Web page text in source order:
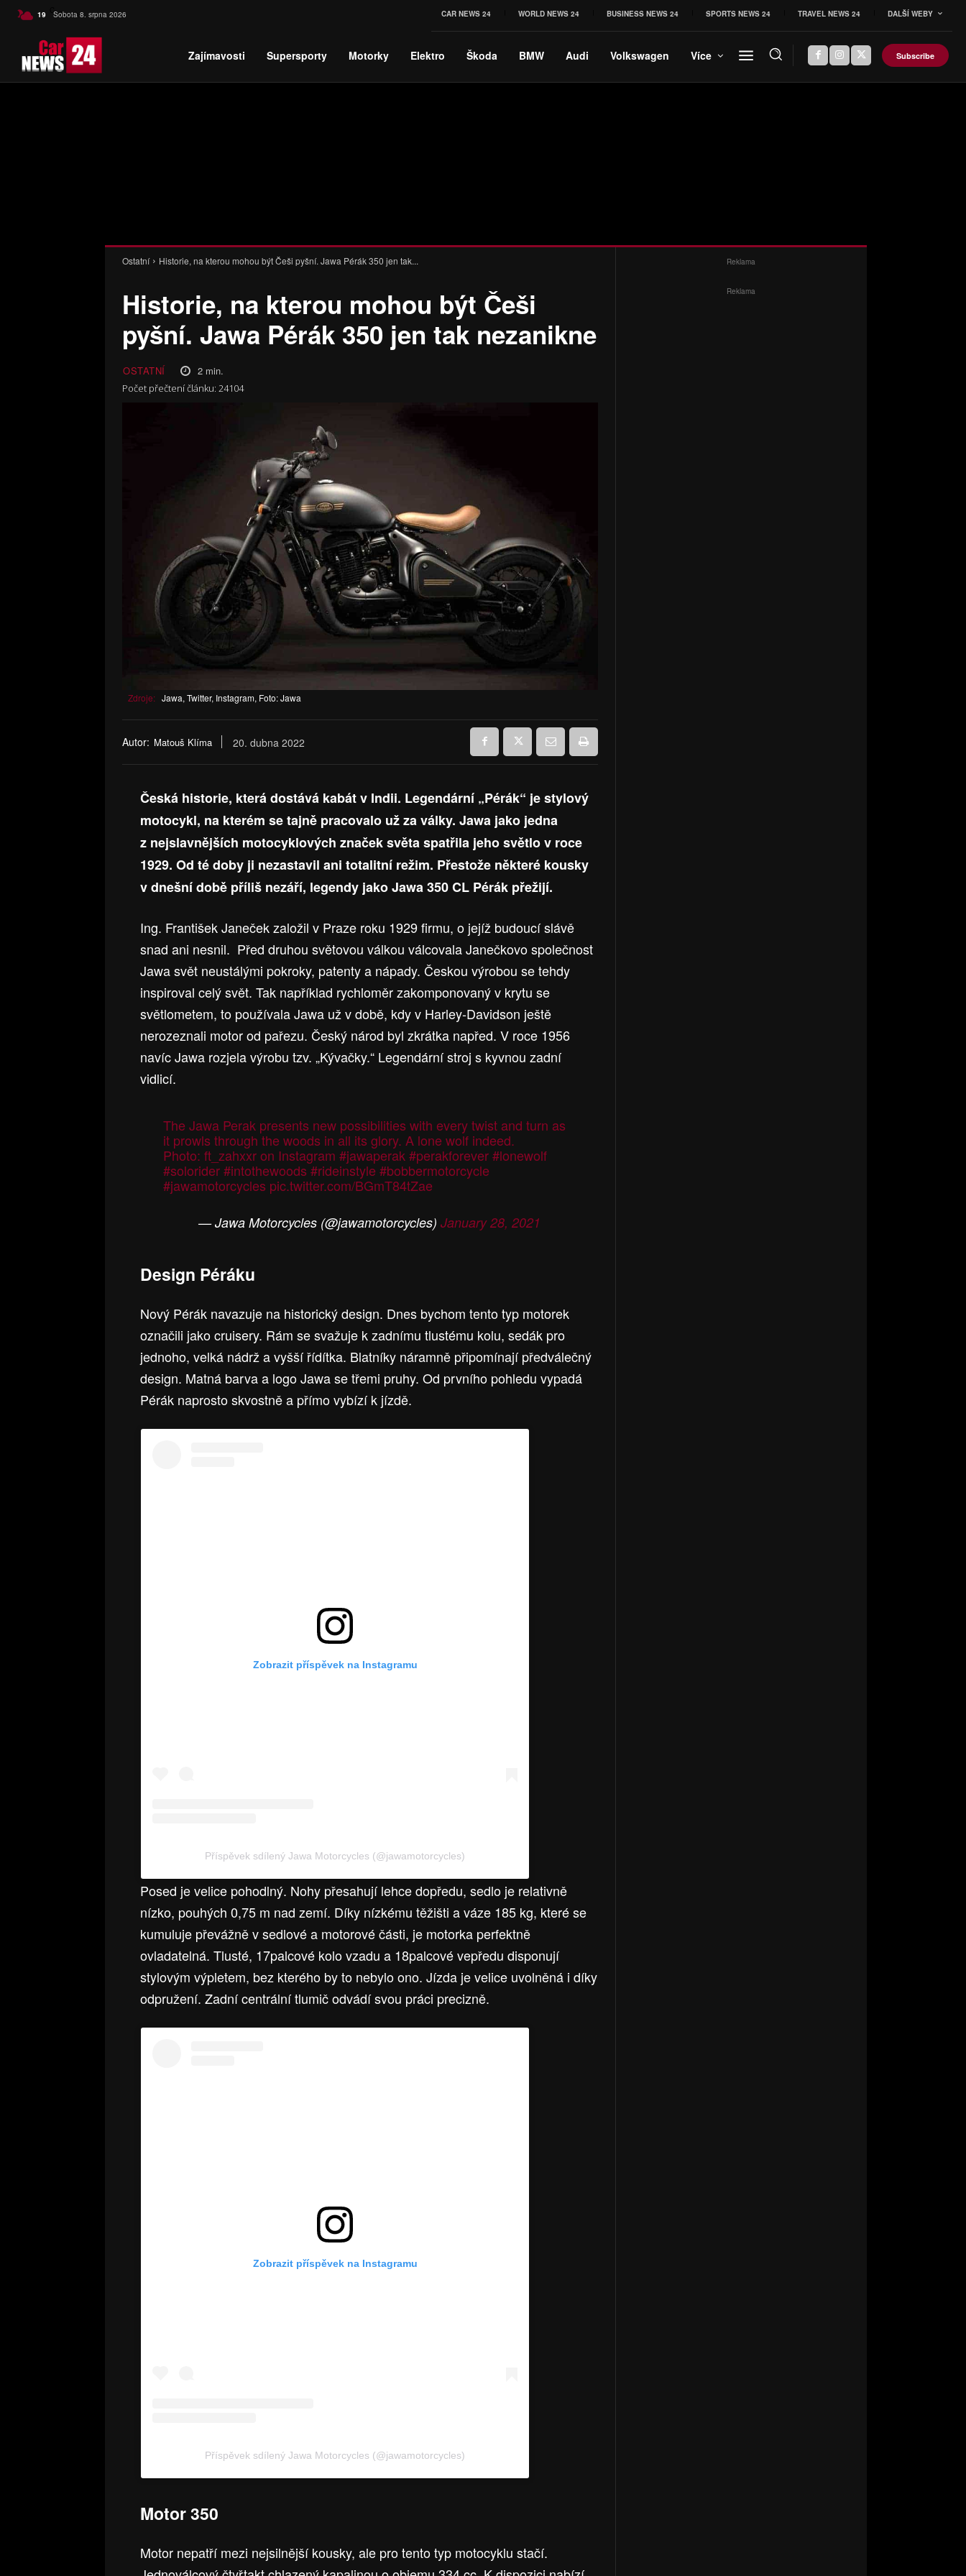
19 C Czech
Sobota 8. srpna 2026 CAR NEWS 24 WORLD NEWS 24 BUSINESS NEWS 24 SPORTS NEWS 24 TRAVEL NEWS 24 DALŠÍ WEBY
Zajímavosti Supersporty Motorky Elektro Škoda BMW Audi Volkswagen Více Subscribe
Ostatní Historie, na kterou mohou být Češi pyšní. Jawa Pérák 350 jen tak...
Historie, na kterou mohou být Češi
pyšní. Jawa Pérák 350 jen tak nezanikne
OSTATNÍ 2min.
Počet přečtení článku: 24104
Zdroje: Jawa, Twitter, Instagram, Foto: Jawa
Autor: Matouš Klíma 20. dubna 2022
Česká historie, která dostává kabát v Indii. Legendární „Pérák“ je stylový
motocykl, na kterém se tajně pracovalo už za války. Jawa jako jedna
z nejslavnějších motocyklových značek světa spatřila jeho světlo v roce
1929. Od té doby ji nezastavil ani totalitní režim. Přestože některé kousky
v dnešní době příliš nezáří, legendy jako Jawa 350 CL Pérák přežijí.
Ing. František Janeček založil v Praze roku 1929 firmu, o jejíž budoucí slávě
snad ani nesnil. Před druhou světovou válkou válcovala Janečkovo společnost
Jawa svět neustálými pokroky, patenty a nápady. Českou výrobou se tehdy
inspiroval celý svět. Tak například rychloměr zakomponovaný v krytu se
světlometem, to používala Jawa už v době, kdy v Harley-Davidson ještě
nerozeznali motor od pařezu. Český národ byl zkrátka napřed. V roce 1956
navíc Jawa rozjela výrobu tzv. „Kývačky.“ Legendární stroj s kyvnou zadní
vidlicí.
The Jawa Perak presents new possibilities with every twist and turn as
it prowls through the woods in all its glory. A lone wolf indeed.
Photo: ft_zahxxr on Instagram #jawaperak #perakforever#lonewolf
#solorider#intothewoods #rideinstyle #bobbermotorcycle
#jawamotorcycles pic.twitter.com/BGmT84tZae
— Jawa Motorcycles (@jawamotorcycles) January 28, 2021
Design Péráku
Nový Pérák navazuje na historický design. Dnes bychom tento typ motorek
označili jako cruisery. Rám se svažuje k zadnímu tlustému kolu, sedák pro
jednoho, velká nádrž a vyšší řídítka. Blatníky náramně připomínají předválečný
design. Matná barva a logo Jawa se třemi pruhy. Od prvního pohledu vypadá
Pérák naprosto skvostně a přímo vybízí k jízdě.
Zobrazit příspěvek na Instagramu
Příspěvek sdílený Jawa Motorcycles (@jawamotorcycles)
Posed je velice pohodlný. Nohy přesahují lehce dopředu, sedlo je relativně
nízko, pouhých 0,75 m nad zemí. Díky nízkému těžišti a váze 185 kg, které se
kumuluje převážně v sedlové a motorové části, je motorka perfektně
ovladatelná. Tlusté, 17palcové kolo vzadu a 18palcové vepředu disponují
stylovým výpletem, bez kterého by to nebylo ono. Jízda je velice uvolněná i díky
odpružení. Zadní centrální tlumič odvádí svou práci precizně.
Zobrazit příspěvek na Instagramu
Příspěvek sdílený Jawa Motorcycles (@jawamotorcycles)
Motor 350
Motor nepatří mezi nejsilnější kousky, ale pro tento typ motocyklu stačí.
Reklama
Reklama